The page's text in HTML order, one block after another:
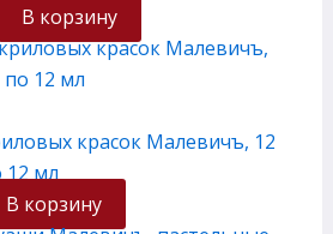
В корзину
красок Малевичъ, 12
12 мл
В корзину